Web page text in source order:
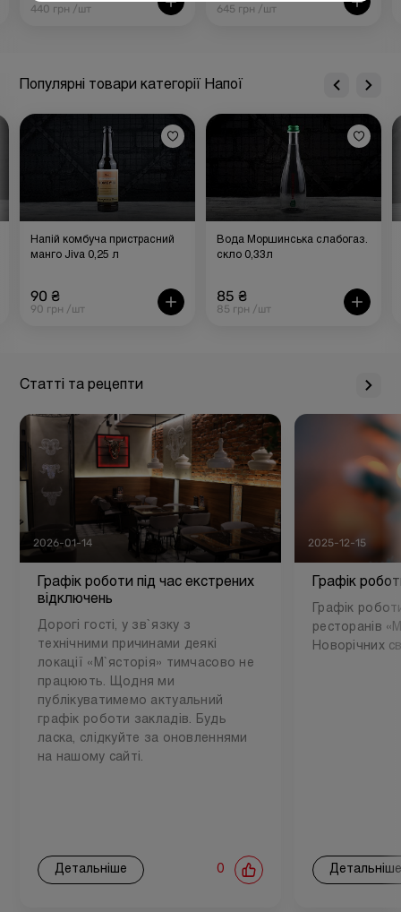
440 грн /шт 645 грн /шт
Популярні товари категорії Напої
Напій комбуча пристрасний
манго Jiva 0,25 л
90 ₴
90 грн /шт
Вода Моршинська слабогаз.
скло 0,33л
85 ₴
85 грн /шт
Статті та рецепти
2026-01-14
Графік роботи під час екстрених
відключень
Дорогі гості, у зв`язку з
технічними причинами деякі
локації «М`ясторія» тимчасово не
працюють. Щодня ми
публікуватимемо актуальний
графік роботи закладів. Будь
ласка, слідкуйте за оновленнями
на нашому сайті.
Детальніше 0
2025-12-15
Графік
Графік
ресторанів
Новорічних
Детальніше